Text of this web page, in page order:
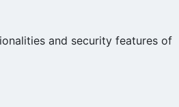
and security features of